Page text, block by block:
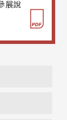
展說